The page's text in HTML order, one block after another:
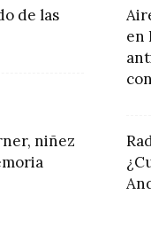
de las
en
niñez